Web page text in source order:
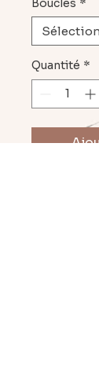
Boucles *
Quantité *